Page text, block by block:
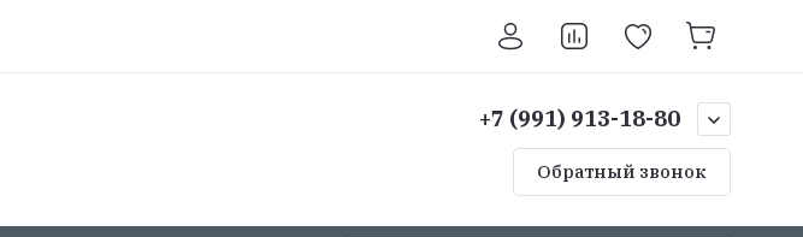
+7 (991) 913-18-80
Обратный звонок